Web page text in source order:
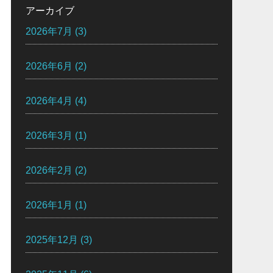
アーカイブ
2026年7月 (3)
2026年6月 (2)
2026年4月 (4)
2026年3月 (1)
2026年2月 (2)
2026年1月 (1)
2025年12月 (3)